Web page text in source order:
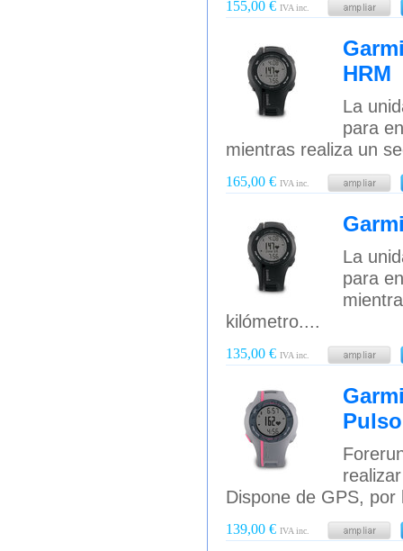
155,00 € IVA inc.
HRM
La
para
mientras realiza un
165,00 € IVA inc.
La
para
kilómetro....
135,00 € IVA inc.
Dispone de GPS,
139,00 € IVA inc.